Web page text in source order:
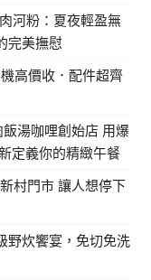
河粉：夏夜輕盈無
完美撫慰
高價收．配件超齊
湯咖哩創始店 用爆
定義你的精緻午餐
村門市 讓人想停下
野炊饗宴，免切免洗